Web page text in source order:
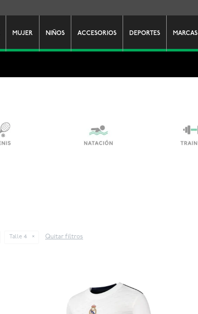
MUJER NIÑOS ACCESORIOS DEPORTES MARCAS
Talle 4 Quitar filtros